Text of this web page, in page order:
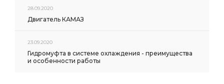
28.09.2020
Двигатель КАМАЗ
23.09.2020
Гидромуфта в системе охлаждения - преимущества
и особенности работы